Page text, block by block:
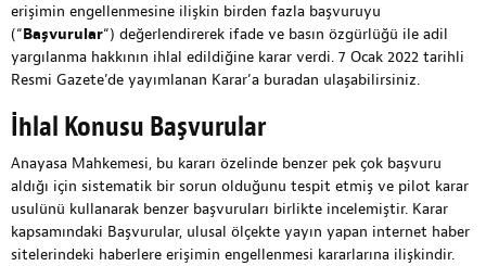
erişimin engellenmesine ilişkin birden fazla başvuruyu
(“Başvurular“) değerlendirerek ifade ve basın özgürlüğü ile adil
yargılanma hakkının ihlal edildiğine karar verdi. 7 Ocak 2022 tarihli
Resmi Gazete’de yayımlanan Karar’a buradan ulaşabilirsiniz.
İhlal Konusu Başvurular
Anayasa Mahkemesi, bu kararı özelinde benzer pek çok başvuru
aldığı için sistematik bir sorun olduğunu tespit etmiş ve pilot karar
usulünü kullanarak benzer başvuruları birlikte incelemiştir. Karar
kapsamındaki Başvurular, ulusal ölçekte yayın yapan internet haber
sitelerindeki haberlere erişimin engellenmesi kararlarına ilişkindir.